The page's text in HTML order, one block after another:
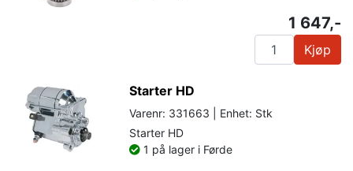
1 647,-
Kjøp
Starter HD
Varenr: 331663 | Enhet: Stk
Starter HD
1 på lager i Førde